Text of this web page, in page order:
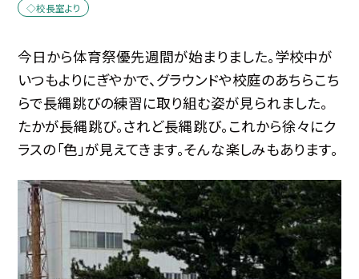
◇校長室より
今日から体育祭優先週間が始まりました。学校中が
いつもよりにぎやかで、グラウンドや校庭のあちらこち
らで長縄跳びの練習に取り組む姿が見られました。
たかが長縄跳び。されど長縄跳び。これから徐々にク
ラスの「色」が見えてきます。そんな楽しみもあります。